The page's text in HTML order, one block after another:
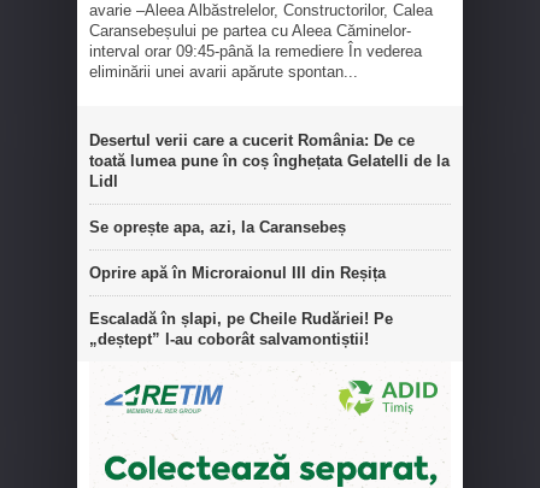
avarie –Aleea Albăstrelelor, Constructorilor, Calea
Caransebeșului pe partea cu Aleea Căminelor-
interval orar 09:45-până la remediere În vederea
eliminării unei avarii apărute spontan...
Desertul verii care a cucerit România: De ce
toată lumea pune în coș înghețata Gelatelli de la
Lidl
Se oprește apa, azi, la Caransebeș
Oprire apă în Microraionul III din Reșița
Escaladă în șlapi, pe Cheile Rudăriei! Pe
„deștept” l-au coborât salvamontiștii!